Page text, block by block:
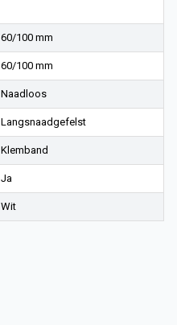
60/100 mm
60/100 mm
Naadloos
Langsnaadgefelst
Klemband
Ja
Wit